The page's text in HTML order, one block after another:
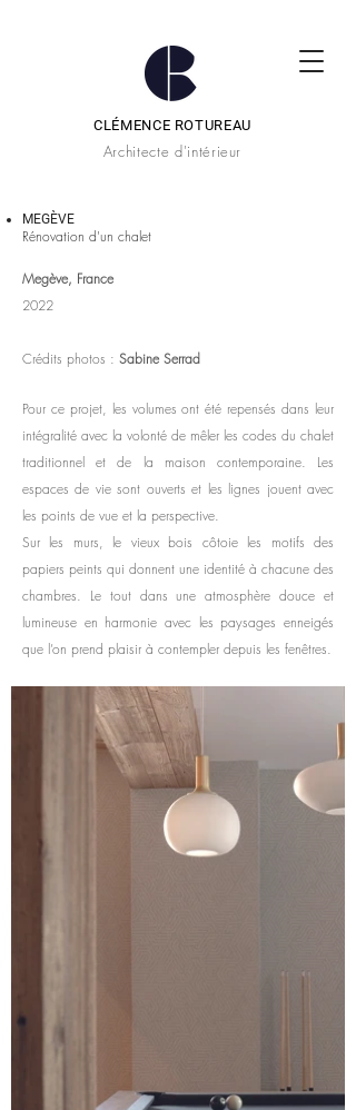
CLÉMENCE ROTUREAU
Architecte d'intérieur
MEGÈVE
Rénovation d'un chalet
Megève, France
2022
Crédits photos : Sabine Serrad
Pour ce projet, les volumes ont été repensés dans leur
intégralité avec la volonté de mêler les codes du chalet
traditionnel et de la maison contemporaine. Les
espaces de vie sont ouverts et les lignes jouent avec
les points de vue et la perspective.
Sur les murs, le vieux bois côtoie les motifs des
papiers peints qui donnent une identité à chacune des
chambres. Le tout dans une atmosphère douce et
lumineuse en harmonie avec les paysages enneigés
que l’on prend plaisir à contempler depuis les fenêtres.